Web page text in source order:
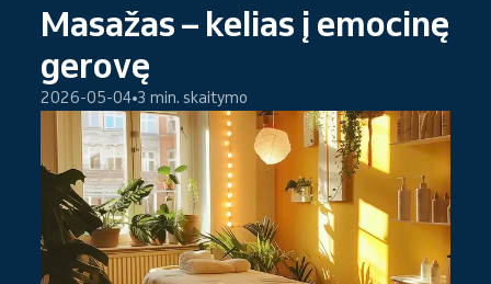
Masažas – kelias į emocinę
gerovę
2026-05-04 3 min. skaitymo